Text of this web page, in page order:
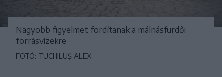
Nagyobb figyelmet fordítanak a málnásfürdői
forrásvizekre
FOTÓ: TUCHILUȘ ALEX